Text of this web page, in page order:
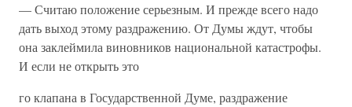
— Считаю положение серьезным. И прежде всего надо
дать выход этому раздражению. От Думы ждут, чтобы
она заклеймила виновников национальной катастрофы.
И если не открыть это
го клапана в Государственной Думе, раздражение